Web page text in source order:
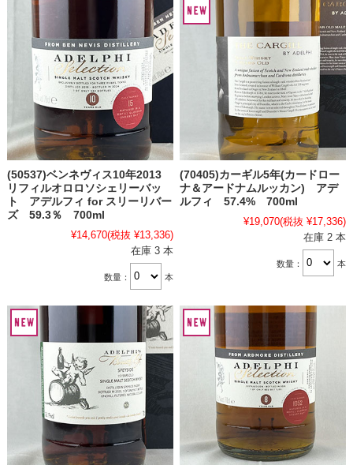
(50537)ベンネヴィス10年2013
リフィルオロロソシェリーバッ
ト アデルフィ for スリーリバー
ズ 59.3％ 700ml
¥14,670(税抜 ¥13,336)
在庫 3 本
数量： 本
(70405)カーギル5年(カードロー
ナ＆アードナムルッカン) アデ
ルフィ 57.4% 700ml
¥19,070(税抜 ¥17,336)
在庫 2 本
数量： 本